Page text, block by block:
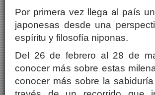
Por primera vez llega al país
japonesas desde una
espíritu y filosofía niponas.
Del 26 de febrero al 28 de
conocer más sobre estas
conocer más sobre la